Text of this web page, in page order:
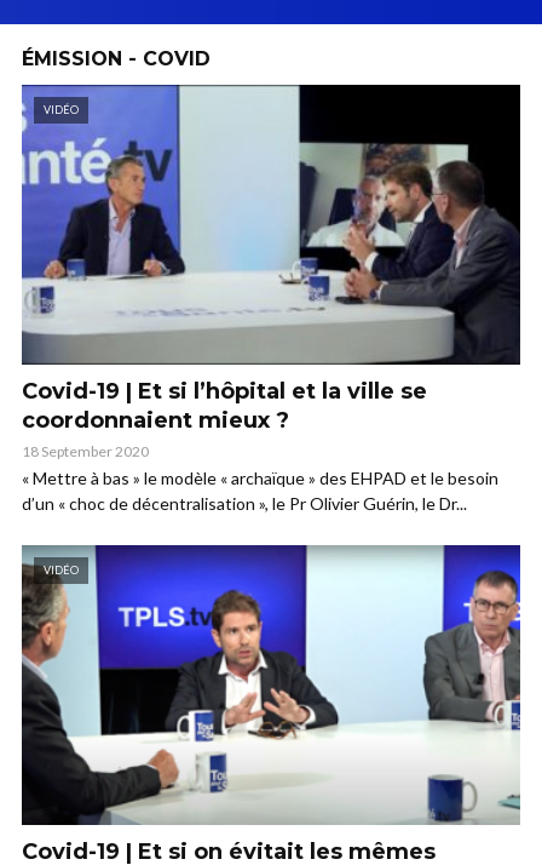
ÉMISSION - COVID
VIDÉO
Covid-19 | Et si l’hôpital et la ville se
coordonnaient mieux ?
18 September 2020
« Mettre à bas » le modèle « archaïque » des EHPAD et le besoin
d’un « choc de décentralisation », le Pr Olivier Guérin, le Dr...
VIDÉO
Covid-19 | Et si on évitait les mêmes